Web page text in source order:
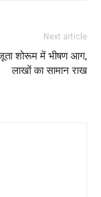
Next article
जूता शोरूम में भीषण आग,
लाखों का सामान राख